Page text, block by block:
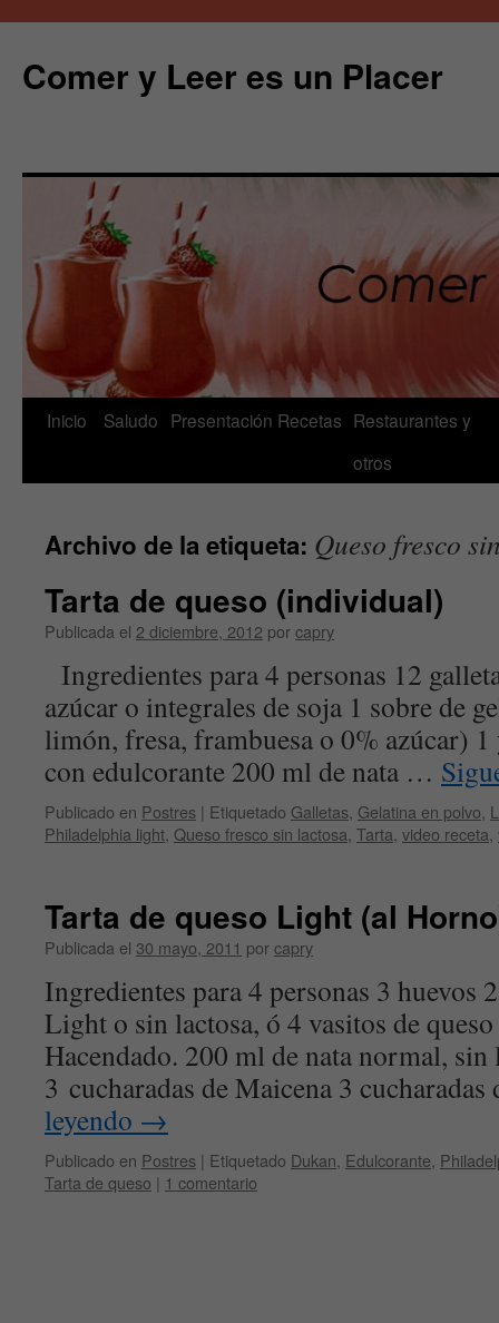
Comer y Leer es un Placer
Saltar
Inicio Saludo Presentación Recetas Restaurantes y
otros
Archivo de la etiqueta: Queso fresco
Tarta de queso (individual)
Publicada el 2 diciembre, 2012 porcapry
Ingredientes para 4 personas 12
azúcar o integrales de soja 1 sobre de
limón, fresa, frambuesa o 0% azúcar)
con edulcorante 200 ml de nata …
Publicado en Postres | Etiquetado Galletas Gelatina en polvo
Philadelphia light Queso fresco sin lactosa Tarta video receta
Tarta de queso Light (al
Publicada el 30 mayo, 2011 porcapry
Ingredientes para 4 personas 3 huevos
Light o sin lactosa, ó 4 vasitos de
Hacendado. 200 ml de nata normal, sin
3 cucharadas de Maicena 3
leyendo →
Publicado en Postres | Etiquetado Dukan Edulcorante
Tarta de queso | 1 comentario